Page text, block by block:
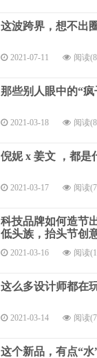
这波跨界，想不出
2021-07-11 阅读
那些别人眼中的“
2021-03-18 阅读
倪妮 x 姜文 ，都是
2021-03-17 阅读
科技品牌如何造节
低头族，抬头节创
2021-03-16 阅读
这么多设计师都在
2021-03-14 阅读
这个新品，有点“水